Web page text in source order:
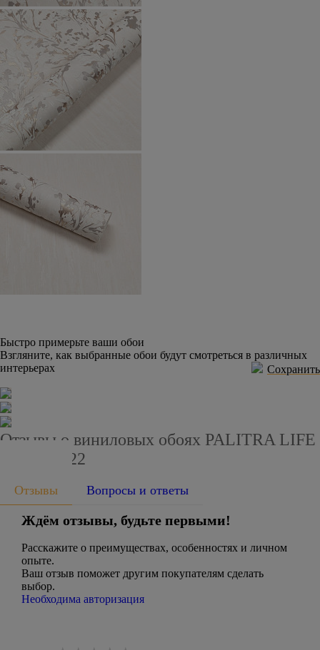
Быстро примерьте ваши обои
Взгляните, как выбранные обои будут смотреться в различных
интерьерах
Сохранить
Отзывы о виниловых обоях PALITRA LIFE
PL71632-22
Отзывы Вопросы и ответы
Ждём отзывы, будьте первыми!
Расскажите о преимуществах, особенностях и личном
опыте.
Ваш отзыв поможет другим покупателям сделать
выбор.
Необходима авторизация